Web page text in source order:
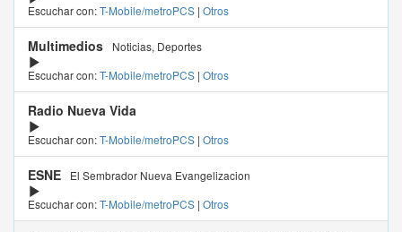
Escuchar con:T-Mobile/metroPCS | Otros
Multimedios
Noticias, Deportes
Escuchar con:T-Mobile/metroPCS | Otros
Radio Nueva Vida
Escuchar con:T-Mobile/metroPCS | Otros
ESNE
El Sembrador Nueva Evangelizacion
Escuchar con:T-Mobile/metroPCS | Otros